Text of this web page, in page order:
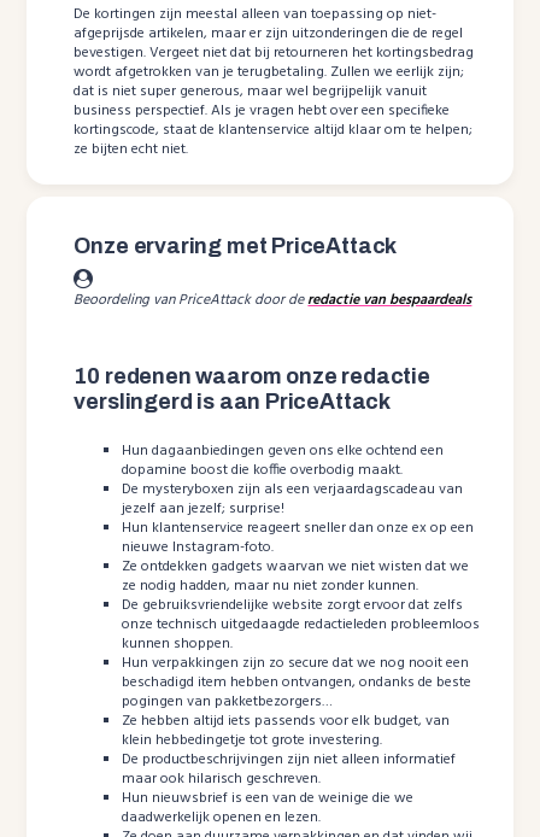
De kortingen zijn meestal alleen van toepassing op niet-
afgeprijsde artikelen, maar er zijn uitzonderingen die de regel
bevestigen. Vergeet niet dat bij retourneren het kortingsbedrag
wordt afgetrokken van je terugbetaling. Zullen we eerlijk zijn;
dat is niet super generous, maar wel begrijpelijk vanuit
business perspectief. Als je vragen hebt over een specifieke
kortingscode, staat de klantenservice altijd klaar om te helpen;
ze bijten echt niet.
Onze ervaring met PriceAttack
Beoordeling van PriceAttack door deredactie van bespaardeals
10 redenen waarom onze redactie
verslingerd is aan PriceAttack
Hun dagaanbiedingen geven ons elke ochtend een
dopamine boost die koffie overbodig maakt.
De mysteryboxen zijn als een verjaardagscadeau van
jezelf aan jezelf; surprise!
Hun klantenservice reageert sneller dan onze ex op een
nieuwe Instagram-foto.
Ze ontdekken gadgets waarvan we niet wisten dat we
ze nodig hadden, maar nu niet zonder kunnen.
De gebruiksvriendelijke website zorgt ervoor dat zelfs
onze technisch uitgedaagde redactieleden probleemloos
kunnen shoppen.
Hun verpakkingen zijn zo secure dat we nog nooit een
beschadigd item hebben ontvangen, ondanks de beste
pogingen van pakketbezorgers…
Ze hebben altijd iets passends voor elk budget, van
klein hebbedingetje tot grote investering.
De productbeschrijvingen zijn niet alleen informatief
maar ook hilarisch geschreven.
Hun nieuwsbrief is een van de weinige die we
daadwerkelijk openen en lezen.